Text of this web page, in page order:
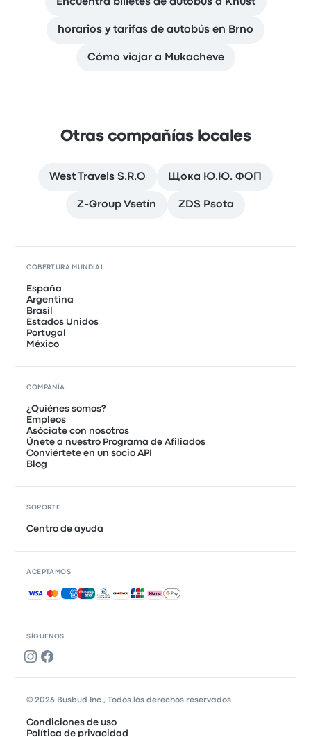
Encuentra billetes de autobús a Khust
horarios y tarifas de autobús en Brno
Cómo viajar a Mukacheve
Otras compañías locales
West Travels S.R.O Щока Ю.Ю. ФОП
Z-Group Vsetín ZDS Psota
SÍGUENOS
COBERTURA MUNDIAL
España
Argentina
Brasil
Estados Unidos
Portugal
México
COMPAÑÍA
¿Quiénes somos?
Empleos
Asóciate con nosotros
Únete a nuestro Programa de Afiliados
Conviértete en un socio API
Blog
SOPORTE
Centro de ayuda
ACEPTAMOS
Pagos aceptados
© 2026 Busbud Inc., Todos los derechos reservados
Condiciones de uso
Política de privacidad